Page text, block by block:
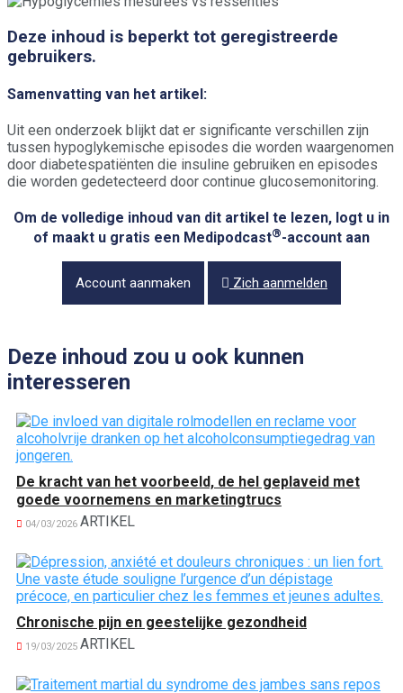
Deze inhoud is beperkt tot geregistreerde
gebruikers.
Samenvatting van het artikel:
Uit een onderzoek blijkt dat er significante verschillen zijn
tussen hypoglykemische episodes die worden waargenomen
door diabetespatiënten die insuline gebruiken en episodes
die worden gedetecteerd door continue glucosemonitoring.
Om de volledige inhoud van dit artikel te lezen, logt u in
of maakt u gratis een Medipodcast®-account aan
Account aanmaken Zich aanmelden
Deze inhoud zou u ook kunnen
interesseren
De kracht van het voorbeeld, de hel geplaveid met
goede voornemens en marketingtrucs
04/03/2026 ARTIKEL
Chronische pijn en geestelijke gezondheid
19/03/2025 ARTIKEL